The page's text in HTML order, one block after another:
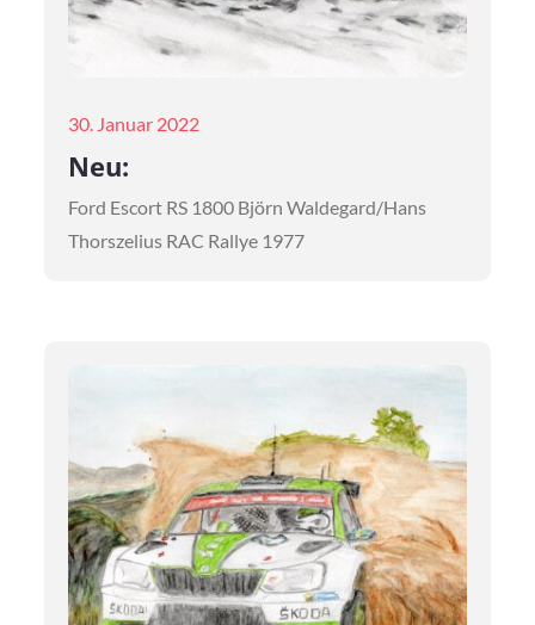
Posted
on
30. Januar 2022
Neu:
Ford Escort RS 1800 Björn Waldegard/Hans
Thorszelius RAC Rallye 1977